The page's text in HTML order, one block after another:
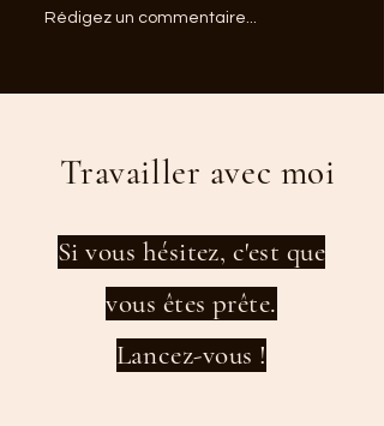
La confusion vous empêche
Rédigez un commentaire...
Travailler avec moi
Si vous hésitez, c'est que
vous êtes prête.
Lancez-vous !